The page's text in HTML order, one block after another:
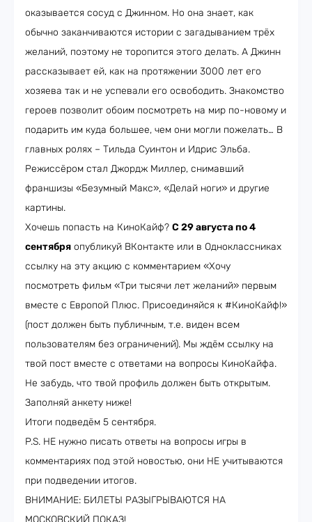
оказывается сосуд с Джинном. Но она знает, как
обычно заканчиваются истории с загадыванием трёх
желаний, поэтому не торопится этого делать. А Джинн
рассказывает ей, как на протяжении 3000 лет его
хозяева так и не успевали его освободить. Знакомство
героев позволит обоим посмотреть на мир по-новому и
подарить им куда большее, чем они могли пожелать… В
главных ролях – Тильда Суинтон и Идрис Эльба.
Режиссёром стал Джордж Миллер, снимавший
франшизы «Безумный Макс», «Делай ноги» и другие
картины.
Хочешь попасть на КиноКайф? С 29 августа по 4
сентября опубликуй ВКонтакте или в Одноклассниках
ссылку на эту акцию с комментарием «Хочу
посмотреть фильм «Три тысячи лет желаний» первым
вместе с Европой Плюс. Присоединяйся к #КиноКайф!»
(пост должен быть публичным, т.е. виден всем
пользователям без ограничений). Мы ждём ссылку на
твой пост вместе с ответами на вопросы КиноКайфа.
Не забудь, что твой профиль должен быть открытым.
Заполняй анкету ниже!
Итоги подведём 5 сентября.
P.S. НЕ нужно писать ответы на вопросы игры в
комментариях под этой новостью, они НЕ учитываются
при подведении итогов.
ВНИМАНИЕ: БИЛЕТЫ РАЗЫГРЫВАЮТСЯ НА
МОСКОВСКИЙ ПОКАЗ!